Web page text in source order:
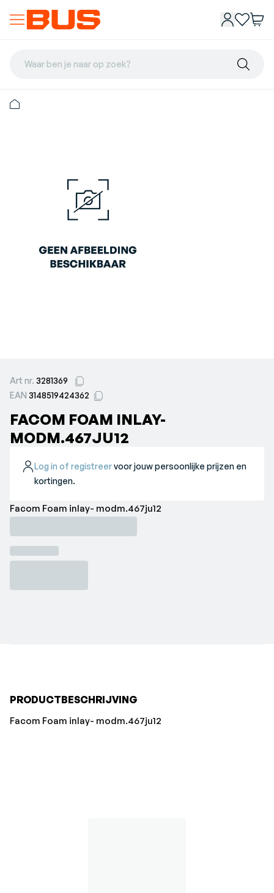
Waar ben je naar op zoek?
Art nr. 3281369
EAN 3148519424362
FACOM FOAM INLAY-
MODM.467JU12
Log in of registreervoor jouw persoonlijke prijzen en
kortingen.
Facom Foam inlay- modm.467ju12
PRODUCTBESCHRIJVING
Facom Foam inlay- modm.467ju12